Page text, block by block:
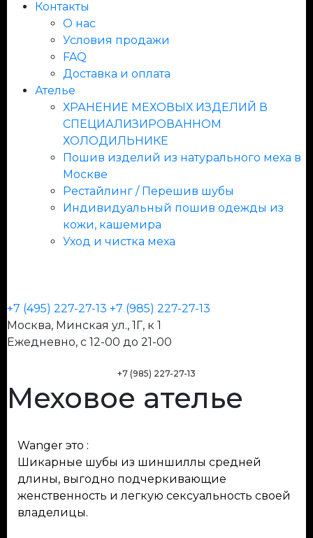
Контакты
О нас
Условия продажи
FAQ
Доставка и оплата
Ателье
ХРАНЕНИЕ МЕХОВЫХ ИЗДЕЛИЙ В
СПЕЦИАЛИЗИРОВАННОМ
ХОЛОДИЛЬНИКЕ
Пошив изделий из натурального меха в
Москве
Рестайлинг / Перешив шубы
Индивидуальный пошив одежды из
кожи, кашемира
Уход и чистка меха
+7 (495) 227-27-13 +7 (985) 227-27-13
Москва, Минская ул., 1Г, к 1
Ежедневно, с 12-00 до 21-00
+7 (985) 227-27-13
Меховое ателье
Wanger это :
Шикарные шубы из шиншиллы средней
длины, выгодно подчеркивающие
женственность и легкую сексуальность своей
владелицы.